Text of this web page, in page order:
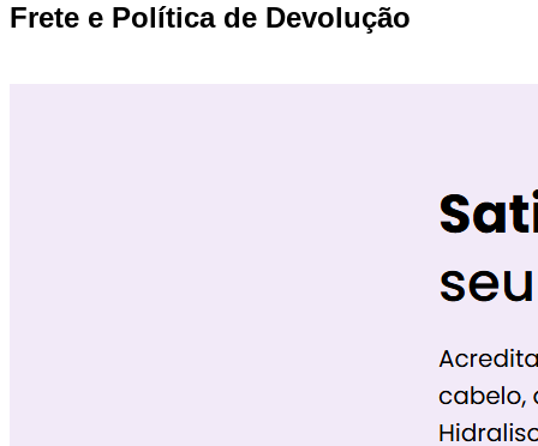
Frete e Política de Devolução